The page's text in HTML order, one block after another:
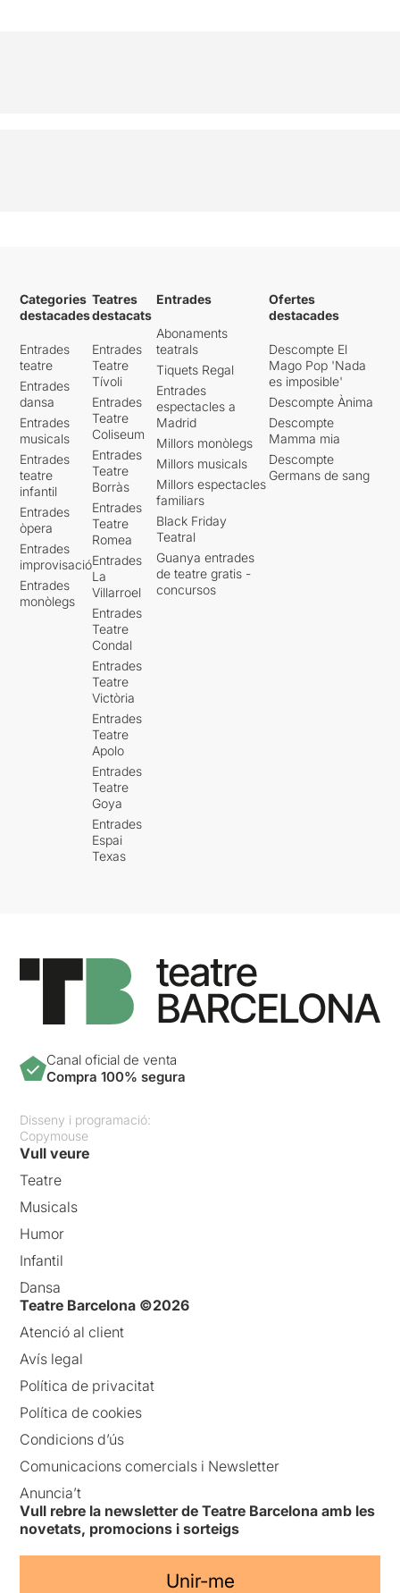
Categories
destacades
Entrades
teatre
Entrades
dansa
Entrades
musicals
Entrades
teatre
infantil
Entrades
òpera
Entrades
improvisació
Entrades
monòlegs
Teatres
destacats
Entrades
Teatre
Tívoli
Entrades
Teatre
Coliseum
Entrades
Teatre
Borràs
Entrades
Teatre
Romea
Entrades
La
Villarroel
Entrades
Teatre
Condal
Entrades
Teatre
Victòria
Entrades
Teatre
Apolo
Entrades
Teatre
Goya
Entrades
Espai
Texas
Entrades
Abonaments
teatrals
Tiquets Regal
Entrades
espectacles a
Madrid
Millors monòlegs
Millors musicals
Millors espectacles
familiars
Black Friday
Teatral
Guanya entrades
de teatre gratis -
concursos
Ofertes
destacades
Descompte El
Mago Pop 'Nada
es imposible'
Descompte Ànima
Descompte
Mamma mia
Descompte
Germans de sang
Canal oficial de venta
Compra 100% segura
Disseny i programació:
Copymouse
Vull veure
Teatre
Musicals
Humor
Infantil
Dansa
Teatre Barcelona ©2026
Atenció al client
Avís legal
Política de privacitat
Política de cookies
Condicions d’ús
Comunicacions comercials i Newsletter
Anuncia’t
Vull rebre la newsletter de Teatre Barcelona amb les
novetats, promocions i sorteigs
Unir-me